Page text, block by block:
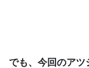
でも、今回のアツ